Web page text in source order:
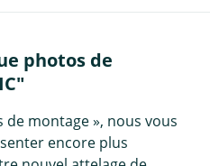
photos de
montage », nous vous
encore plus